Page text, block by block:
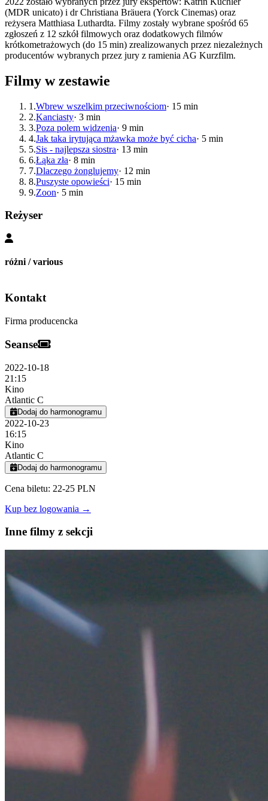
(MDR unicato) i dr Christiana Bräuera (Yorck Cinemas) oraz
reżysera Matthiasa Luthardta. Filmy zostały wybrane spośród 65
zgłoszeń z 12 szkół filmowych oraz dodatkowych filmów
krótkometrażowych (do 15 min) zrealizowanych przez niezależnych
producentów wybranych przez jury z ramienia AG Kurzfilm.
Filmy w zestawie
1 .Wbrew wszelkim przeciwnościom· 15 min
2.Kanciasty· 3 min
3.Poza polem widzenia· 9 min
4.Jak taka irytująca mżawka może być cicha· 5 min
5.Sis - najlepsza siostra· 13 min
6.Łąka zła· 8 min
7.Dlaczego żonglujemy· 12 min
8.Puszyste opowieści· 15 min
9.Zoon· 5 min
Reżyser
różni / various
Kontakt
Firma producencka
Seanse
2022-10-18
21:15
Kino
Atlantic C
Dodaj do harmonogramu
2022-10-23
16:15
Kino
Atlantic C
Dodaj do harmonogramu
Cena biletu: 22-25 PLN
Kup bez logowania →
Inne filmy z sekcji